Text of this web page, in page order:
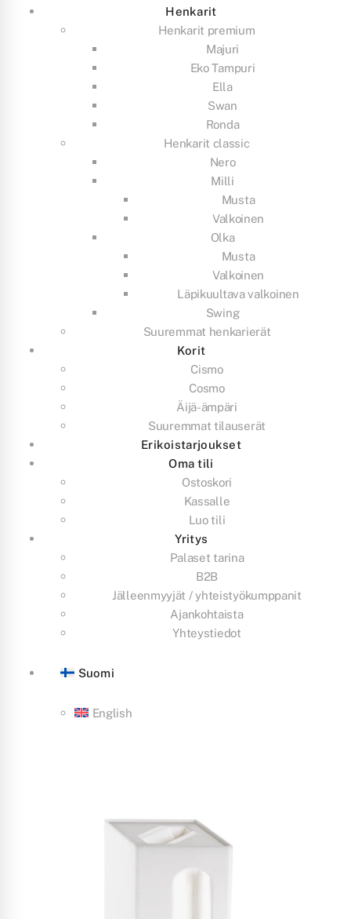
Henkarit
Henkarit premium
Majuri
Eko Tampuri
Ella
Swan
Ronda
Henkarit classic
Nero
Milli
Musta
Valkoinen
Olka
Musta
Valkoinen
Läpikuultava valkoinen
Swing
Suuremmat henkarierät
Korit
Cismo
Cosmo
Äijä-ämpäri
Suuremmat tilauserät
Erikoistarjoukset
Oma tili
Ostoskori
Kassalle
Luo tili
Yritys
Palaset tarina
B2B
Jälleenmyyjät / yhteistyökumppanit
Ajankohtaista
Yhteystiedot
Suomi
English